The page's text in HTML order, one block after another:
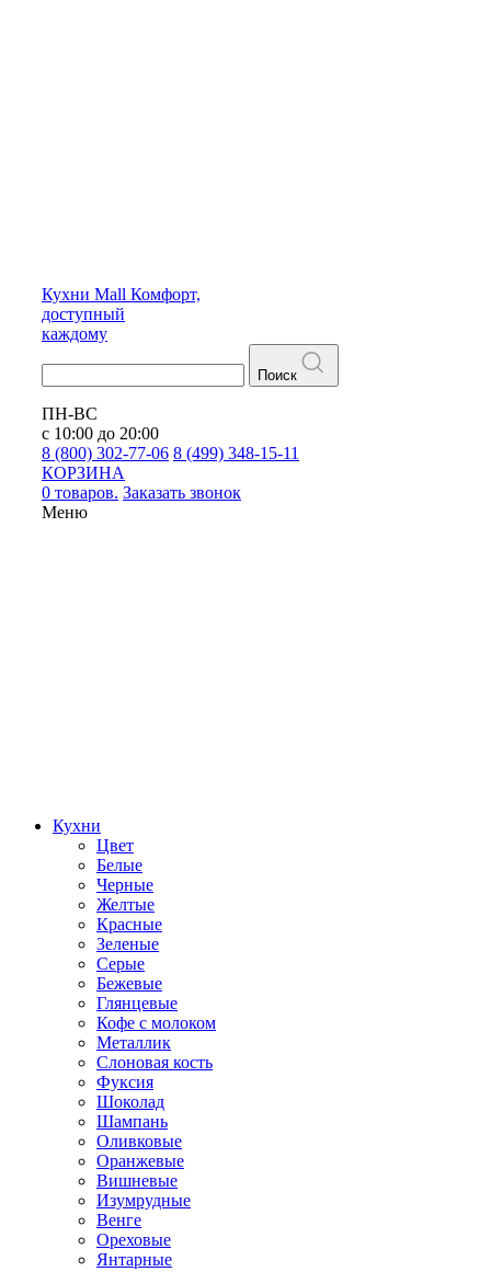
Кухни Mall Комфорт,
доступный
каждому
Поиск
ПН-ВС
с 10:00 до 20:00
8 (800) 302-77-06 8 (499) 348-15-11
КОРЗИНА
0 товаров. Заказать звонок
Меню
Кухни
Цвет
Белые
Черные
Желтые
Красные
Зеленые
Серые
Бежевые
Глянцевые
Кофе с молоком
Металлик
Слоновая кость
Фуксия
Шоколад
Шампань
Оливковые
Оранжевые
Вишневые
Изумрудные
Венге
Ореховые
Янтарные